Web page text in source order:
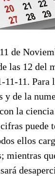
de
las 12 del
11-11. Para
y de la
la
puede
ellos
mientras